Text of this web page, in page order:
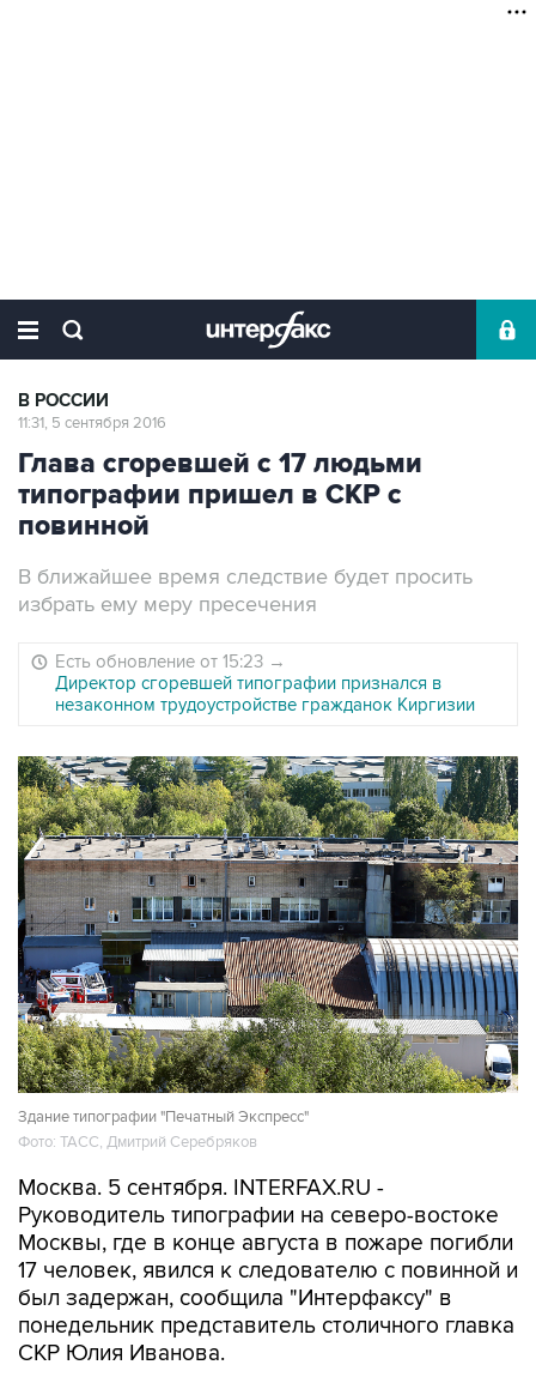
В РОССИИ
11:31, 5 сентября 2016
Глава сгоревшей с 17 людьми
типографии пришел в СКР с
повинной
В ближайшее время следствие будет просить
избрать ему меру пресечения
Есть обновление от 15:23 →
Директор сгоревшей типографии признался в
незаконном трудоустройстве гражданок Киргизии
Здание типографии "Печатный Экспресс"
Фото: ТАСС, Дмитрий Серебряков
Москва. 5 сентября. INTERFAX.RU -
Руководитель типографии на северо-востоке
Москвы, где в конце августа в пожаре погибли
17 человек, явился к следователю с повинной и
был задержан, сообщила "Интерфаксу" в
понедельник представитель столичного главка
СКР Юлия Иванова.